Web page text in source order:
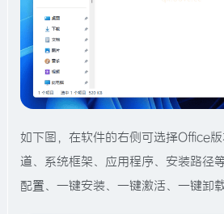
如下图，在软件的右侧可选择Office
道、系统框架、应用程序、安装路径
配置、一键安装、一键激活、一键卸